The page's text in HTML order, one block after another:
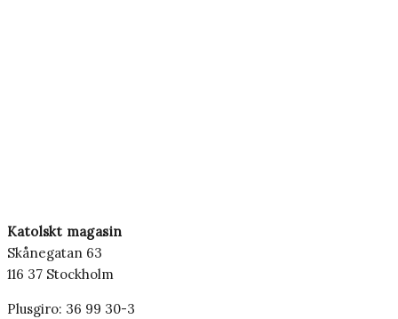
Katolskt magasin
Skånegatan 63
116 37 Stockholm
Plusgiro: 36 99 30-3